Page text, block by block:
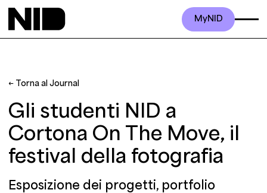
MyNID
← Torna al Journal
Gli studenti NID a
Cortona On The Move, il
festival della fotografia
Esposizione dei progetti, portfolio